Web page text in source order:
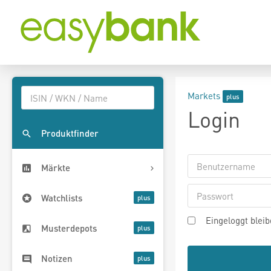
Produktfinder
Märkte
Watchlists
Musterdepots
Notizen
Markets
Login
Eingeloggt